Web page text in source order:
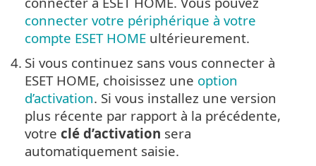
connecter votre périphérique à votre
compte ESET HOME ultérieurement.
4. Si vous continuez sans vous connecter à
ESET HOME, choisissez une option
d’activation. Si vous installez une version
plus récente par rapport à la précédente,
votre clé d’activation sera
automatiquement saisie.